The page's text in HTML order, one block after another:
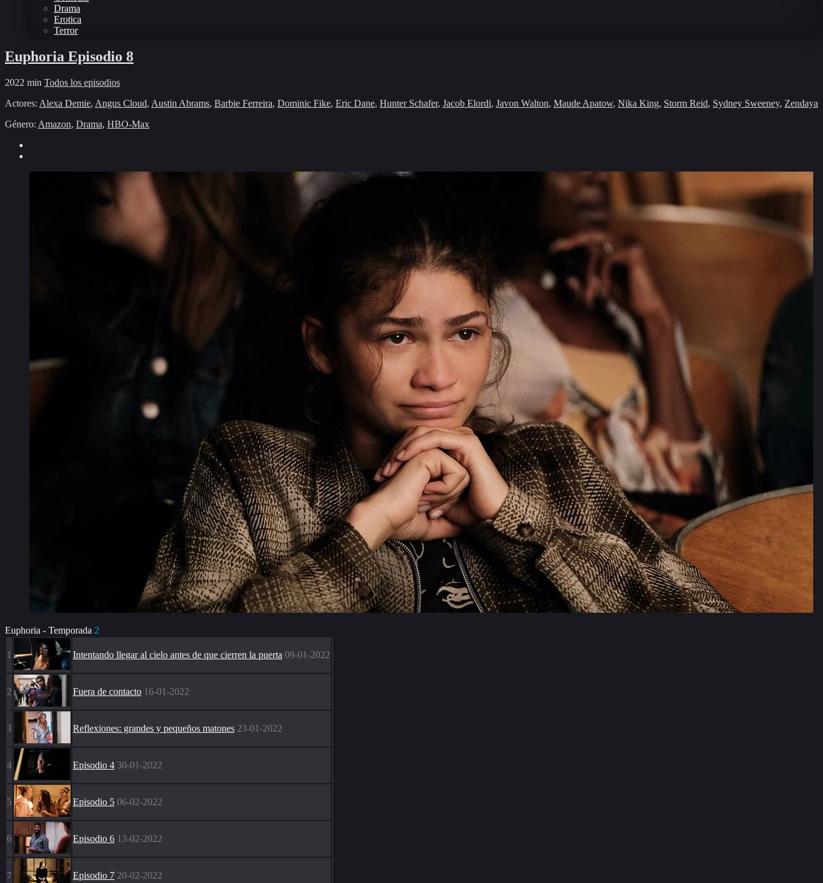
Drama
Erotica
Terror
Euphoria Episodio 8
2022 min Todos los episodios
Actores: Alexa Demie, Angus Cloud, Austin Abrams, Barbie Ferreira, Dominic Fike, Eric Dane, Hunter Schafer, Jacob Elordi, Javon Walton, Maude Apatow, Nika King, Storm Reid, Sydney Sweeney, Zendaya
Género: Amazon, Drama, HBO-Max
Euphoria - Temporada 2
1 Intentando llegar al cielo antes de que cierren la puerta 09-01-2022
2 Fuera de contacto 16-01-2022
3 Reflexiones: grandes y pequeños matones 23-01-2022
4 Episodio 4 30-01-2022
5 Episodio 5 06-02-2022
6 Episodio 6 13-02-2022
7 Episodio 7 20-02-2022